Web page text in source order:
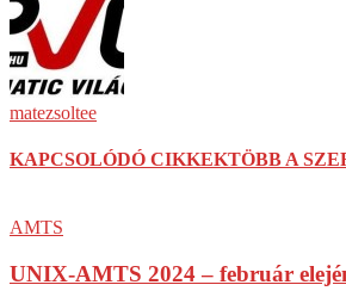
matezsoltee
KAPCSOLÓDÓ CIKKEKTÖBB A
AMTS
UNIX-AMTS 2024 – február